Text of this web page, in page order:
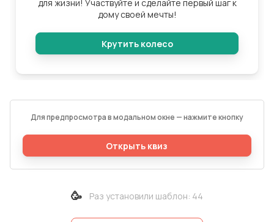
Для предпросмотра в модальном окне — нажмите кнопку
Открыть квиз
🥳 Раз установили шаблон: 44